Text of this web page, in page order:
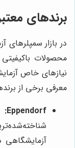
برندهای
در بازار سمپلرهای
محصولات
نیازهای خاص
معرفی برخی از
Eppendorf: